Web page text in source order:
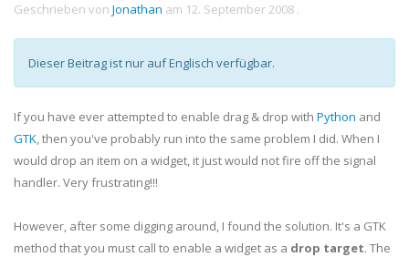
Geschrieben von Jonathan am 12. September 2008 .
Dieser Beitrag ist nur auf Englisch verfügbar.
If you have ever attempted to enable drag & drop with Python and
GTK, then you've probably run into the same problem I did. When I
would drop an item on a widget, it just would not fire off the signal
handler. Very frustrating!!!
However, after some digging around, I found the solution. It's a GTK
method that you must call to enable a widget as a drop target. The